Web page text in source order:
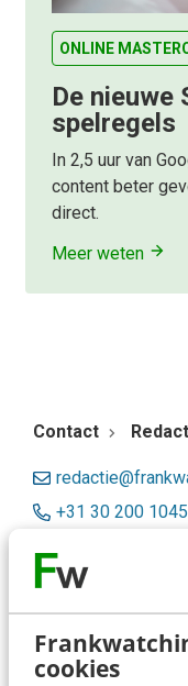
cookies
ONLINE
De nieuwe
spelregels
In 2,5 uur van
content beter
direct.
Meer weten
Contact
+31 30 200 1045
Meer contactopties
Frankwatching